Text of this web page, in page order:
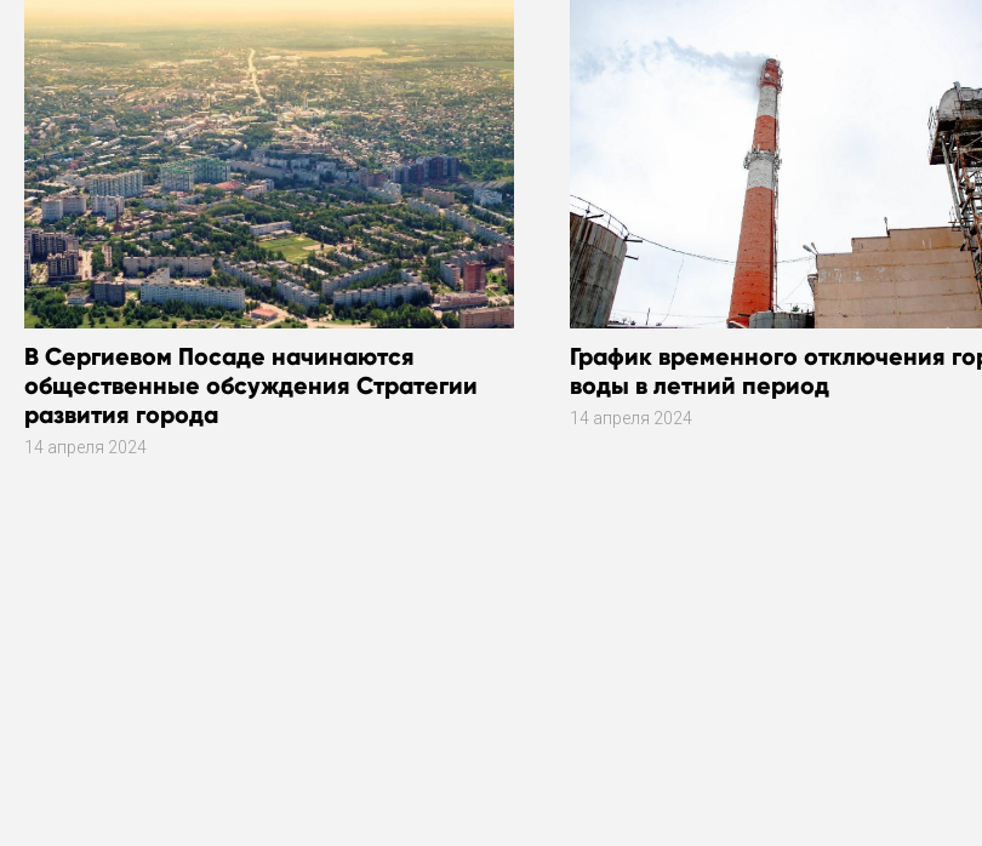
В Сергиевом Посаде начинаются
общественные обсуждения Стратегии
развития города
14 апреля 2024
График временного отключения
воды в летний период
14 апреля 2024